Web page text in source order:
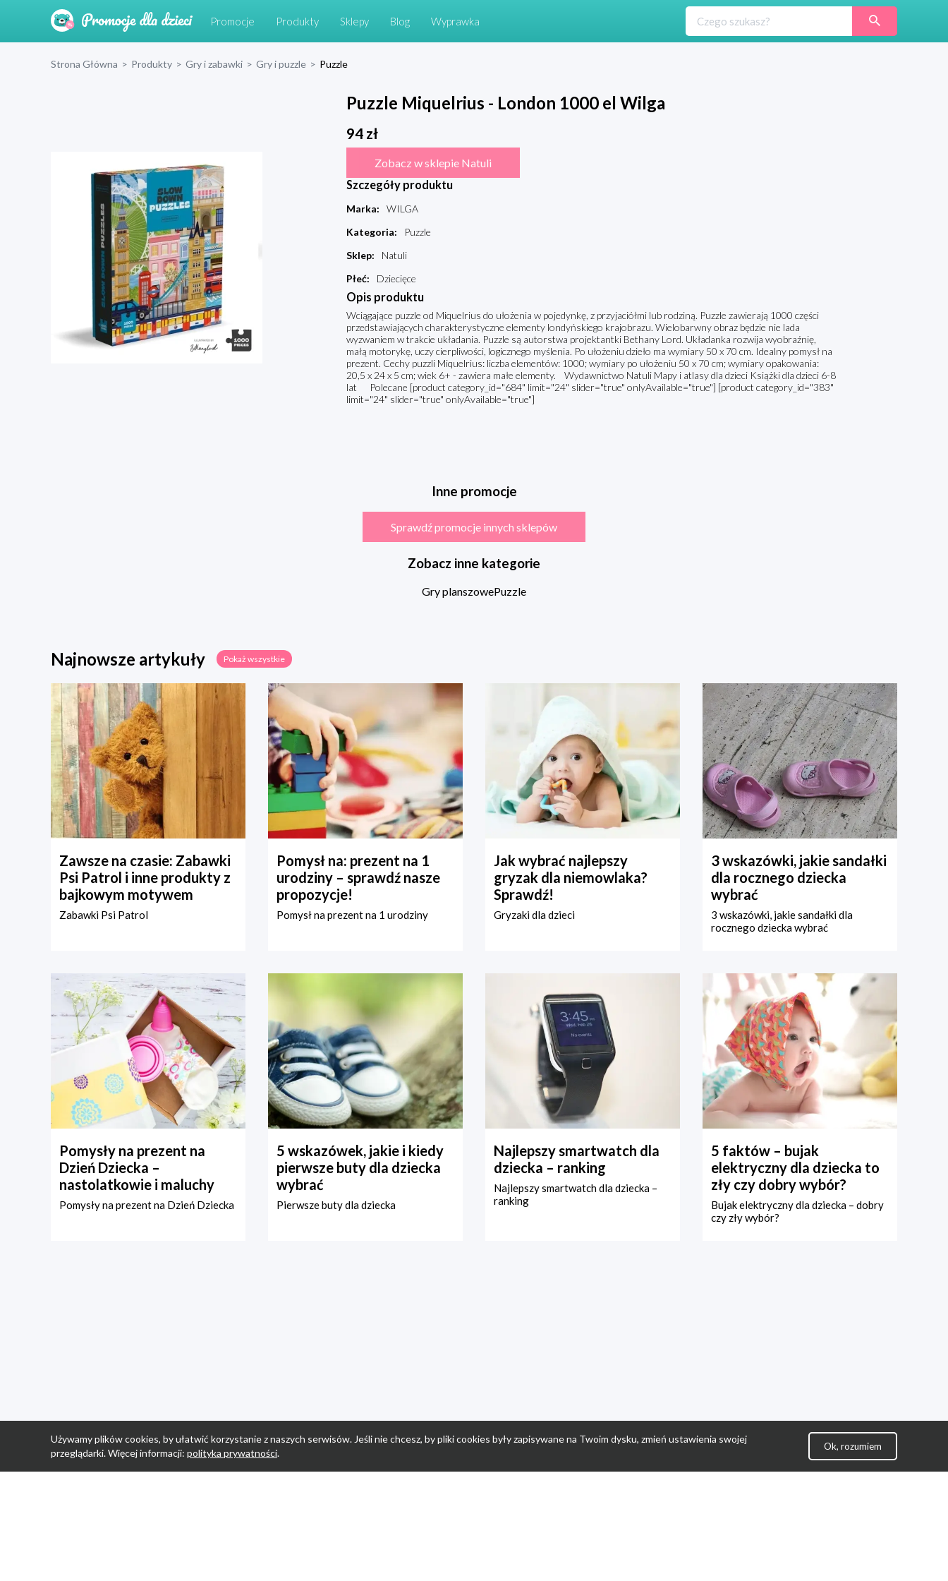
Promocje Produkty Sklepy Blog Wyprawka
Strona Główna > Produkty > Gry i zabawki > Gry i puzzle > Puzzle
Puzzle Miquelrius - London 1000 el Wilga
94zł
Zobacz w sklepie Natuli
Szczegóły produktu
Marka:
WILGA
Kategoria:
Puzzle
Sklep:
Natuli
Płeć: Dziecięce
Opis produktu
Wciągające puzzle od Miquelrius do ułożenia w pojedynkę, z przyjaciółmi lub rodziną. Puzzle zawierają 1000 części
przedstawiających charakterystyczne elementy londyńskiego krajobrazu. Wielobarwny obraz będzie nie lada
wyzwaniem w trakcie układania. Puzzle są autorstwa projektantki Bethany Lord. Układanka rozwija wyobraźnię,
małą motorykę, uczy cierpliwości, logicznego myślenia. Po ułożeniu dzieło ma wymiary 50 x 70 cm. Idealny pomysł na
prezent. Cechy puzzli Miquelrius: liczba elementów: 1000; wymiary po ułożeniu 50 x 70 cm; wymiary opakowania:
20,5 x 24 x 5 cm; wiek 6+ - zawiera małe elementy. Wydawnictwo Natuli Mapy i atlasy dla dzieci Książki dla dzieci 6-8
lat Polecane [product category_id="684" limit="24" slider="true" onlyAvailable="true"] [product category_id="383"
limit="24" slider="true" onlyAvailable="true"]
Inne promocje
Sprawdź promocje innych sklepów
Zobacz inne kategorie
Gry planszowePuzzle
Najnowsze artykuły Pokaż wszystkie
Zawsze na czasie: Zabawki
Psi Patrol i inne produkty z
bajkowym motywem
Zabawki Psi Patrol
Pomysł na: prezent na 1
urodziny – sprawdź nasze
propozycje!
Pomysł na prezent na 1 urodziny
Jak wybrać najlepszy
gryzak dla niemowlaka?
Sprawdź!
Gryzaki dla dzieci
3 wskazówki, jakie sandałki
dla rocznego dziecka
wybrać
3 wskazówki, jakie sandałki dla
rocznego dziecka wybrać
Pomysły na prezent na
Dzień Dziecka –
nastolatkowie i maluchy
Pomysły na prezent na Dzień Dziecka
5 wskazówek, jakie i kiedy
pierwsze buty dla dziecka
wybrać
Pierwsze buty dla dziecka
Najlepszy smartwatch dla
dziecka – ranking
Najlepszy smartwatch dla dziecka –
ranking
5 faktów – bujak
elektryczny dla dziecka to
zły czy dobry wybór?
Bujak elektryczny dla dziecka – dobry
czy zły wybór?
Używamy plików cookies, by ułatwić korzystanie z naszych serwisów. Jeśli nie chcesz, by pliki cookies były zapisywane na Twoim dysku, zmień ustawienia swojej
przeglądarki. Więcej informacji: polityka prywatności.
Ok, rozumiem